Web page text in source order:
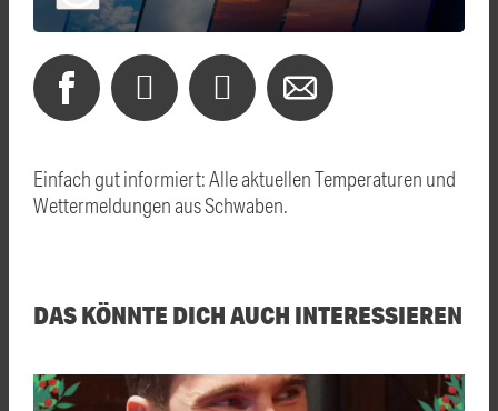
Einfach gut informiert: Alle aktuellen Temperaturen und
Wettermeldungen aus Schwaben.
DAS KÖNNTE DICH AUCH INTERESSIEREN